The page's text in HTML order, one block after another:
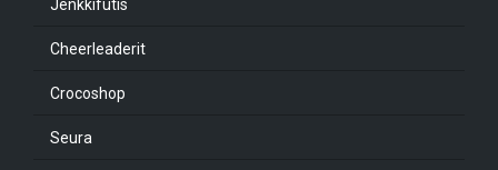
Jenkkifutis
Cheerleaderit
Crocoshop
Seura